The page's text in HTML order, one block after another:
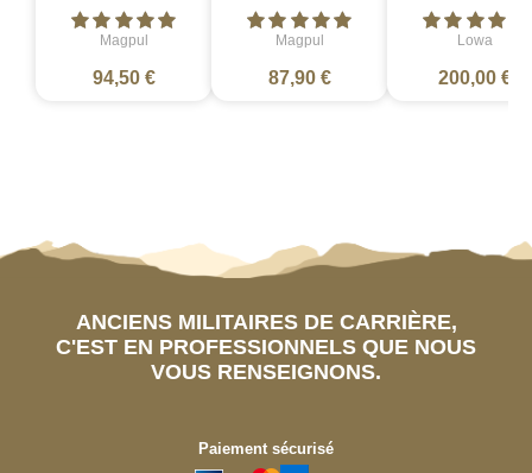
Magpul
94,50 €
Magpul
87,90 €
Lowa
200,00 €
ANCIENS MILITAIRES DE CARRIÈRE,
C'EST EN PROFESSIONNELS QUE NOUS
VOUS RENSEIGNONS.
Paiement sécurisé